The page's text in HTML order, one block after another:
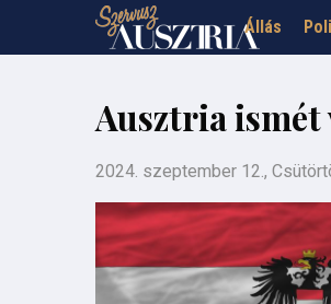
Állás
Ausztria ismét
2024. szeptember 12.,